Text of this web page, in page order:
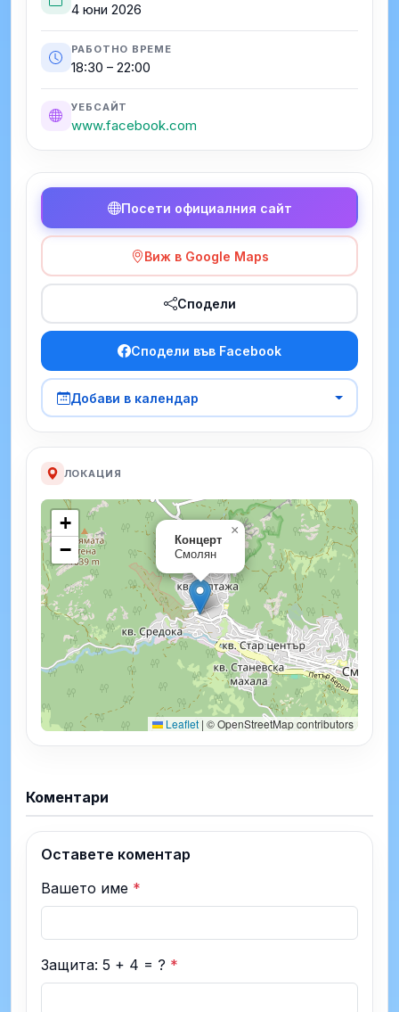
4 юни 2026
РАБОТНО ВРЕМЕ
18:30 – 22:00
УЕБСАЙТ
www.facebook.com
Посети официалния сайт
Виж в Google Maps
Сподели
Сподели във Facebook
Добави в календар
ЛОКАЦИЯ
Концерт
Смолян
×
+
−
Leaflet | © OpenStreetMap contributors
Коментари
Оставете коментар
Вашето име *
Защита: 5 + 4 = ? *